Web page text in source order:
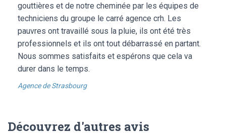
gouttières et de notre cheminée par les équipes de
techniciens du groupe le carré agence crh. Les
pauvres ont travaillé sous la pluie, ils ont été très
professionnels et ils ont tout débarrassé en partant.
Nous sommes satisfaits et espérons que cela va
durer dans le temps.
Agence de Strasbourg
Découvrez d'autres avis